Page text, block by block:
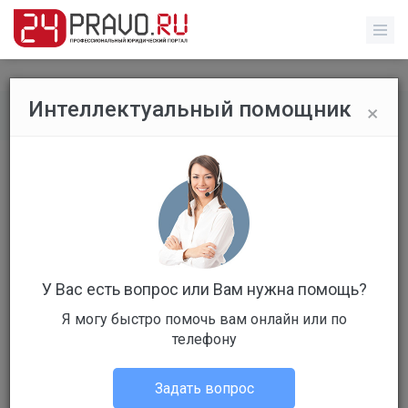
Обычные пользователи / Профиль пользователя ×
Интеллектуальный помощник
У Вас есть вопрос или Вам нужна помощь?
Я могу быстро помочь вам онлайн или по
телефону
Задать вопрос